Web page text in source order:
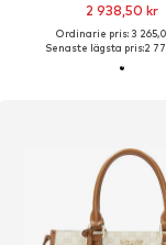
2 938,50 kr
Ordinarie pris: 3
Senaste lägsta pris:2